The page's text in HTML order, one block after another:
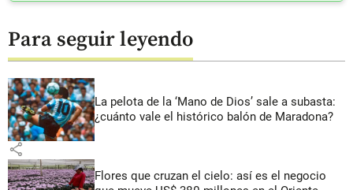
Para seguir leyendo
La pelota de la ‘Mano de Dios’ sale a subasta:
¿cuánto vale el histórico balón de Maradona?
share
Flores que cruzan el cielo: así es el negocio